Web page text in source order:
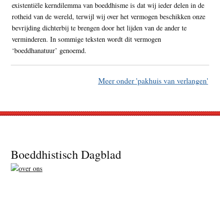
existentiële kerndilemma van boeddhisme is dat wij ieder delen in de
rotheid van de wereld, terwijl wij over het vermogen beschikken onze
bevrijding dichterbij te brengen door het lijden van de ander te
verminderen. In sommige teksten wordt dit vermogen
‘boeddhanatuur’ genoemd.
Meer onder 'pakhuis van verlangen'
Footer
Boeddhistisch Dagblad